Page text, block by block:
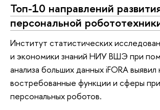
Топ-10 направлений
персональной
Институт статистических
и экономики знаний НИУ ВШЭ при
анализа больших данных iFORA
востребованные функции и сферы
персональных роботов.